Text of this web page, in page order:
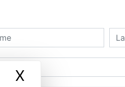
X Masquer le